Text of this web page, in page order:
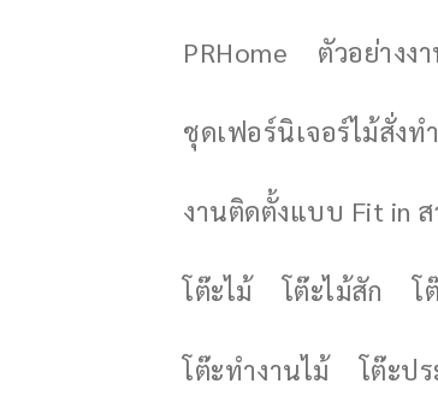
PRHome ตัวอย่างง
ชุดเฟอร์นิเจอร์ไม้สั่งท
งานติดตั้งแบบ Fit in
โต๊ะไม้ โต๊ะไม้สัก โ
โต๊ะทำงานไม้ โต๊ะป